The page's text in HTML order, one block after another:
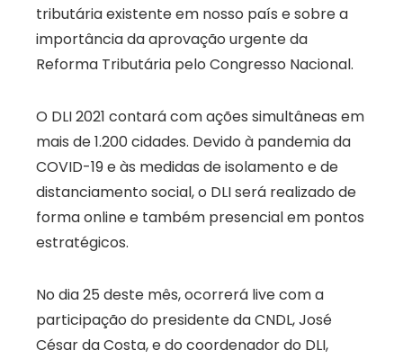
tributária existente em nosso país e sobre a
importância da aprovação urgente da
Reforma Tributária pelo Congresso Nacional.
O DLI 2021 contará com ações simultâneas em
mais de 1.200 cidades. Devido à pandemia da
COVID-19 e às medidas de isolamento e de
distanciamento social, o DLI será realizado de
forma online e também presencial em pontos
estratégicos.
No dia 25 deste mês, ocorrerá live com a
participação do presidente da CNDL, José
César da Costa, e do coordenador do DLI,